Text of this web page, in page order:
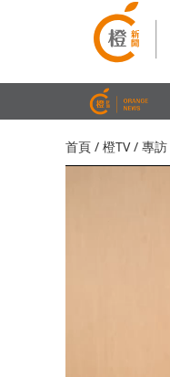
首頁 / 橙TV/ 專訪